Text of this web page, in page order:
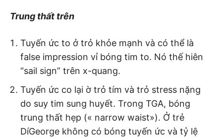
Trung thất trên
Tuyến ức to ở trỏ khỏe mạnh và có thể là
false impression vỉ bóng tim to. Nó thế hiên
“sail sign” trên x-quang.
Tuyến ức co lại ờ trỏ tím và trỏ stress nặng
do suy tim sung huyết. Trong TGA, bóng
trung thất hẹp (« narrow waist»). Ở trẻ
DíGeorge không có bóng tuyến ức và tỷ lệ